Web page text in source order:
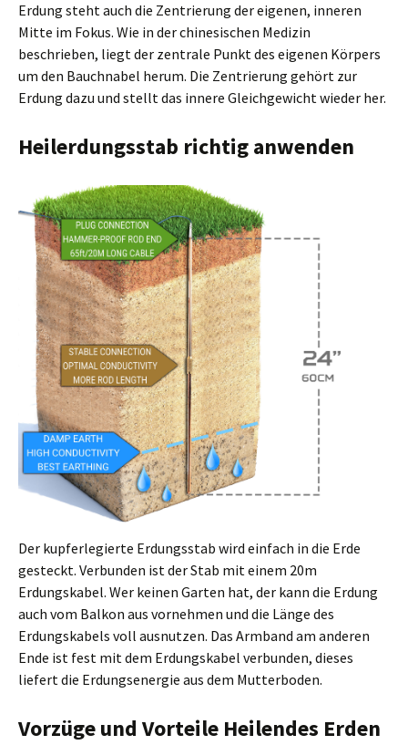
Erdung steht auch die Zentrierung der eigenen, inneren
Mitte im Fokus. Wie in der chinesischen Medizin
beschrieben, liegt der zentrale Punkt des eigenen Körpers
um den Bauchnabel herum. Die Zentrierung gehört zur
Erdung dazu und stellt das innere Gleichgewicht wieder her.
Heilerdungsstab richtig anwenden
Der kupferlegierte Erdungsstab wird einfach in die Erde
gesteckt. Verbunden ist der Stab mit einem 20m
Erdungskabel. Wer keinen Garten hat, der kann die Erdung
auch vom Balkon aus vornehmen und die Länge des
Erdungskabels voll ausnutzen. Das Armband am anderen
Ende ist fest mit dem Erdungskabel verbunden, dieses
liefert die Erdungsenergie aus dem Mutterboden.
Vorzüge und Vorteile Heilendes Erden